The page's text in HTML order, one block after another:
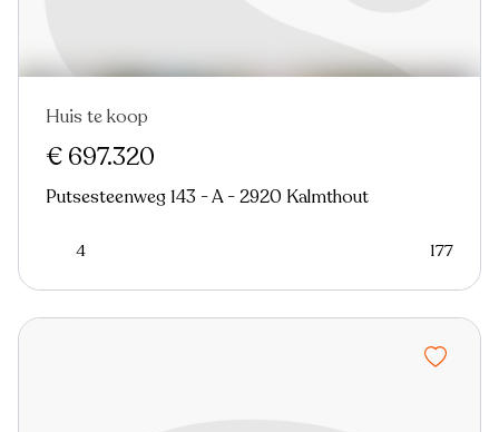
In optie
Huis te koop
€ 697.320
Putsesteenweg 143 - A - 2920 Kalmthout
4 177